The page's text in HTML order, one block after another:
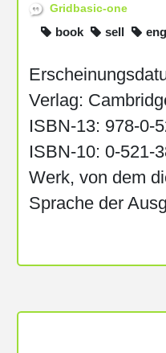
Gridbasic-one
book sell
Verlag:
ISBN-13: 978-0-
ISBN-10: 0-521-
Werk, von dem
Sprache der